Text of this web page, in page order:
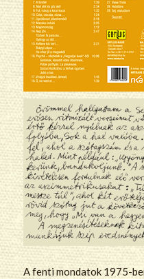
A fenti mondatok 1975-